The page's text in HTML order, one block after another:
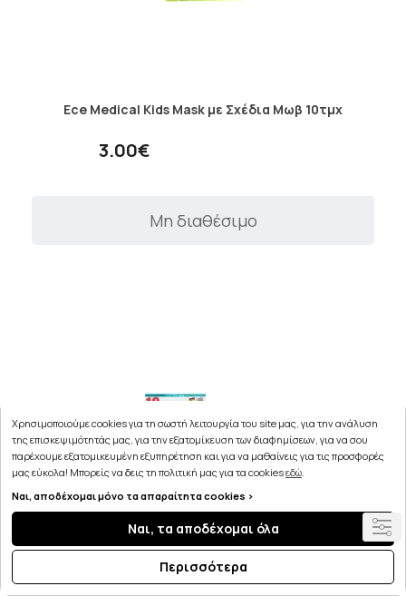
Ece Medical Kids Mask με Σχέδια Μωβ 10τμχ
3.00€
Μη διαθέσιμο
Χρησιμοποιούμε cookies για τη σωστή λειτουργία του site μας, για την ανάλυση
της επισκεψιμότητάς μας, για την εξατομίκευση των διαφημίσεων, για να σου
παρέχουμε εξατομικευμένη εξυπηρέτηση και για να μαθαίνεις για τις προσφορές
μας εύκολα! Μπορείς να δεις τη πολιτική μας για τα cookiesεδώ.
Ναι, αποδέχομαι μόνο τα απαραίτητα cookies >
Ναι, τα αποδέχομαι όλα
Περισσότερα